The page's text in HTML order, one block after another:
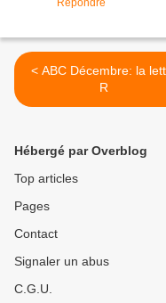
Répondre
< ABC Décembre: la lettre
R
Hébergé par Overblog
Top articles
Pages
Contact
Signaler un abus
C.G.U.